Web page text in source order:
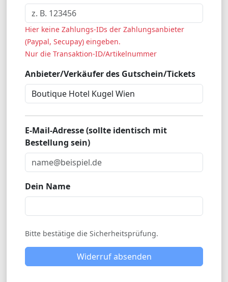
Hier keine Zahlungs-IDs der Zahlungsanbieter
(Paypal, Secupay) eingeben.
Nur die Transaktion-ID/Artikelnummer
Anbieter/Verkäufer des Gutschein/Tickets
E-Mail-Adresse (sollte identisch mit
Bestellung sein)
Dein Name
Bitte bestätige die Sicherheitsprüfung.
Widerruf absenden